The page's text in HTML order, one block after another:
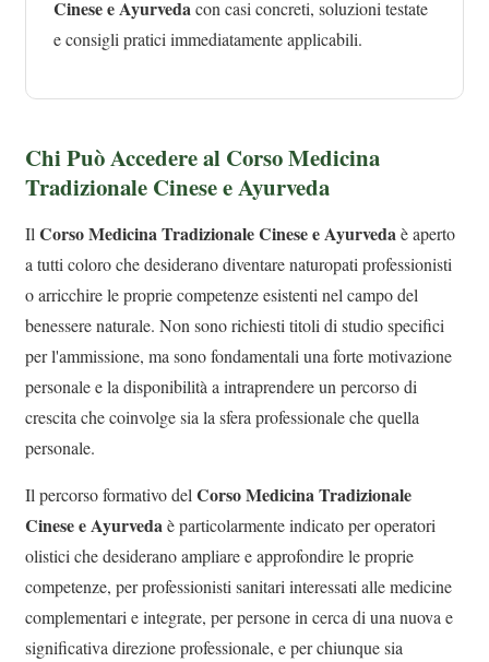
Cinese e Ayurvedacon casi concreti, soluzioni testate
e consigli pratici immediatamente applicabili.
Chi Può Accedere al Corso Medicina
Tradizionale Cinese e Ayurveda
Il Corso Medicina Tradizionale Cinese e Ayurvedaè aperto
a tutti coloro che desiderano diventare naturopati professionisti
o arricchire le proprie competenze esistenti nel campo del
benessere naturale. Non sono richiesti titoli di studio specifici
per l'ammissione, ma sono fondamentali una forte motivazione
personale e la disponibilità a intraprendere un percorso di
crescita che coinvolge sia la sfera professionale che quella
personale.
Il percorso formativo del Corso Medicina Tradizionale
Cinese e Ayurvedaè particolarmente indicato per operatori
olistici che desiderano ampliare e approfondire le proprie
competenze, per professionisti sanitari interessati alle medicine
complementari e integrate, per persone in cerca di una nuova e
significativa direzione professionale, e per chiunque sia